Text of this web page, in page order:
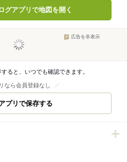
グアプリで地図を開く
広告を非表示
ると、いつでも確認できます。
なら会員登録なし
プリで保存する